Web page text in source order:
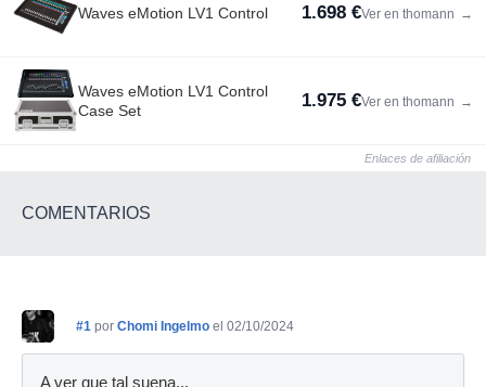
Waves eMotion LV1 Control 1.698 €Ver en thomann →
Waves eMotion LV1 Control
Case Set
1.975 €Ver en thomann →
Enlaces de afiliación
COMENTARIOS
#1 por Chomi Ingelmo el 02/10/2024
A ver que tal suena...